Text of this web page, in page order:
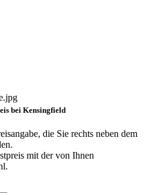
bei Kensingfield
die Sie rechts neben dem
mit der von Ihnen